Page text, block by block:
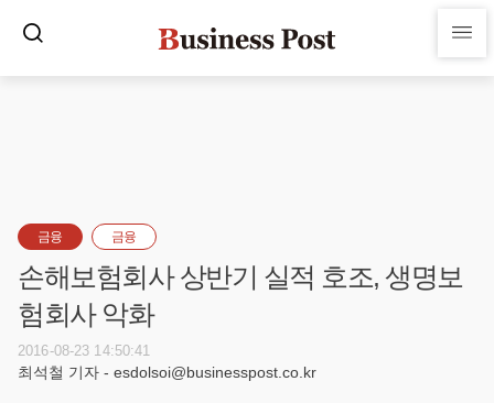
금융 금융
손해보험회사 상반기 실적 호조, 생명보
험회사 악화
2016-08-23 14:50:41
최석철 기자 - esdolsoi@businesspost.co.kr